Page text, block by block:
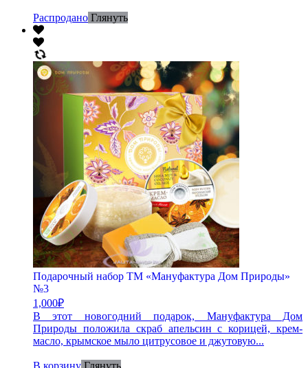
Распродано Глянуть
Подарочный набор ТМ «Мануфактура Дом Природы»
№3
1,000₽
В этот новогодний подарок, Мануфактура Дом
Природы положила скраб апельсин с корицей, крем-
масло, крымское мыло цитрусовое и джутовую...